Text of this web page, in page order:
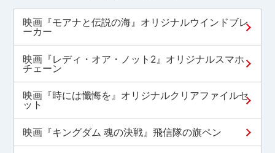
映画『モアナと伝説の海』オリジナルウインドブレ
ーカー
映画『レディ・オア・ノット2』オリジナルスマホ
チェーン
映画『時には懺悔を』オリジナルクリアファイルセ
ット
映画『キングダム 魂の決戦』飛信隊の旗ペン